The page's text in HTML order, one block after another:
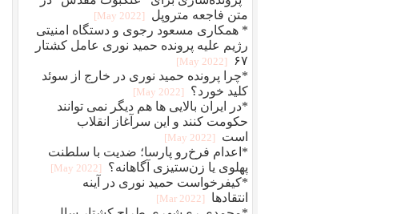
متن فاجعه متروپل
[2022 May]
* همکاری مسعود رجوی و دستگاه امنیتی
رژیم علیه پرونده حمید نوری عامل کشتار
۶۷
[2022 May]
*چرا پرونده حمید نوری در خارج از سوئد
کلید خورد؟
[2022 May]
*در ایران بالایی ها هم دیگر نمی توانند
حکومت کنند و این سرآغاز انقلاب
است
[2022 May]
*اعدام فرخ‌رو پارسا؛ ضديت با سلطنت
پهلوی يا زن‌ستيزی آگاهانه؟
[2022 May]
*کیفرخواست حمید نوری در آینه
انتقادها
[2022 Mar]